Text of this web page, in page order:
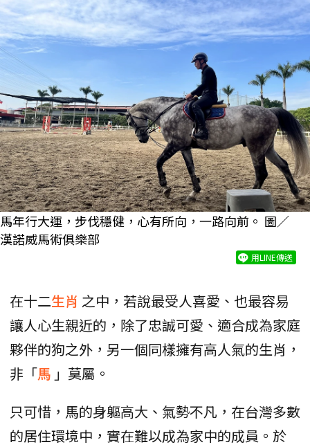
馬年行大運，步伐穩健，心有所向，一路向前。 圖／
漢諾威馬術俱樂部
用LINE傳送
在十二生肖 之中，若說最受人喜愛、也最容易
讓人心生親近的，除了忠誠可愛、適合成為家庭
夥伴的狗之外，另一個同樣擁有高人氣的生肖，
非「馬 」莫屬。
只可惜，馬的身軀高大、氣勢不凡，在台灣多數
的居住環境中，實在難以成為家中的成員。於